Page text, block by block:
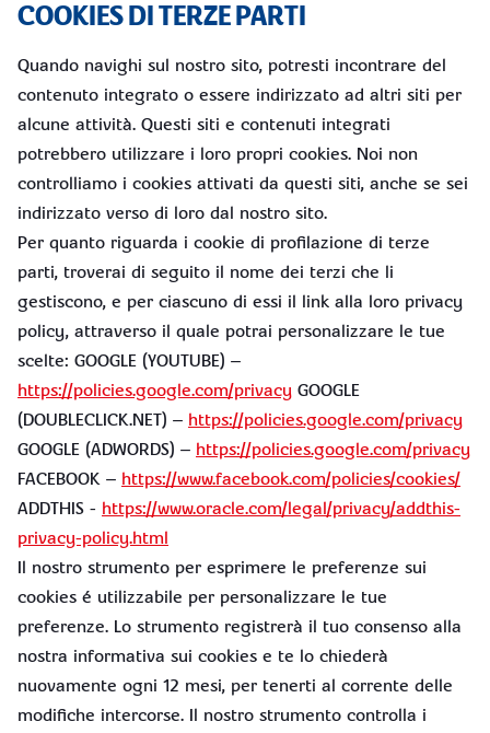
COOKIES DI TERZE PARTI
Quando navighi sul nostro sito, potresti incontrare del
contenuto integrato o essere indirizzato ad altri siti per
alcune attività. Questi siti e contenuti integrati
potrebbero utilizzare i loro propri cookies. Noi non
controlliamo i cookies attivati da questi siti, anche se sei
indirizzato verso di loro dal nostro sito.
Per quanto riguarda i cookie di profilazione di terze
parti, troverai di seguito il nome dei terzi che li
gestiscono, e per ciascuno di essi il link alla loro privacy
policy, attraverso il quale potrai personalizzare le tue
scelte: GOOGLE (YOUTUBE) –
https://policies.google.com/privacy GOOGLE
(DOUBLECLICK.NET) – https://policies.google.com/privacy
GOOGLE (ADWORDS) – https://policies.google.com/privacy
FACEBOOK – https://www.facebook.com/policies/cookies/
ADDTHIS - https://www.oracle.com/legal/privacy/addthis-
privacy-policy.html
Il nostro strumento per esprimere le preferenze sui
cookies é utilizzabile per personalizzare le tue
preferenze. Lo strumento registrerà il tuo consenso alla
nostra informativa sui cookies e te lo chiederà
nuovamente ogni 12 mesi, per tenerti al corrente delle
modifiche intercorse. Il nostro strumento controlla i